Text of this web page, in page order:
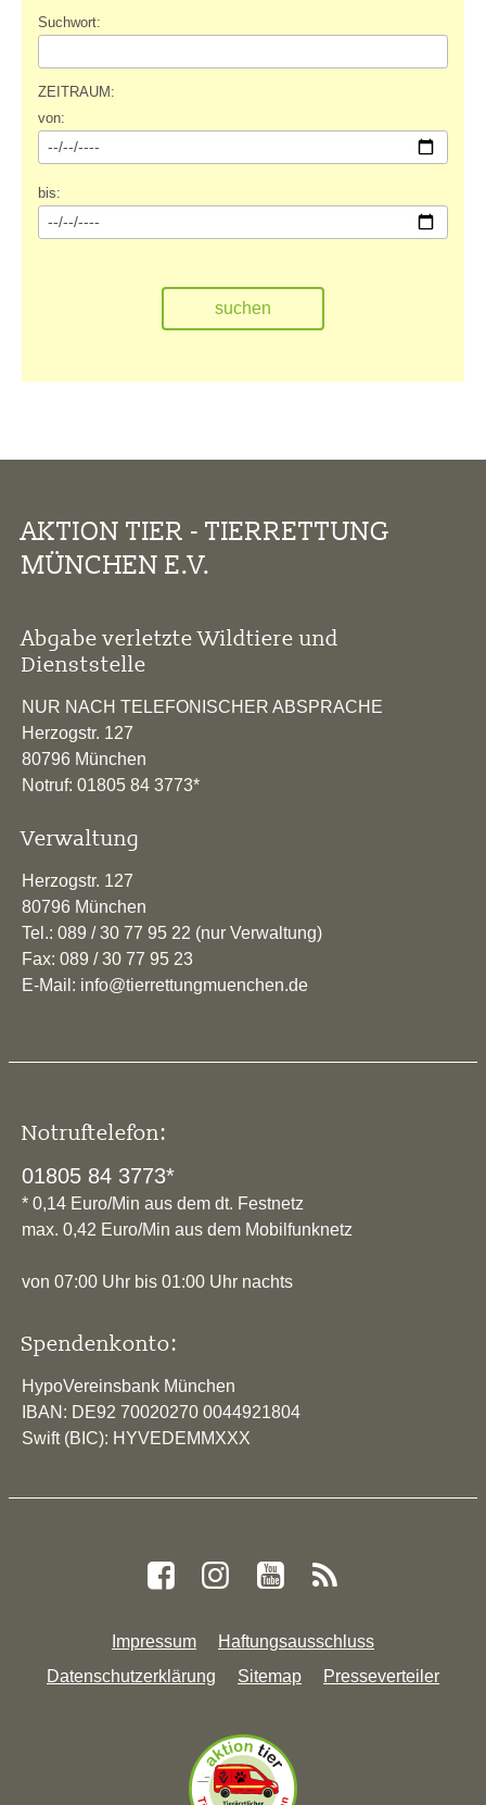
Suchwort:
ZEITRAUM:
von:
bis:
AKTION TIER - TIERRETTUNG
MÜNCHEN E.V.
Abgabe verletzte Wildtiere und
Dienststelle
NUR NACH TELEFONISCHER ABSPRACHE
Herzogstr. 127
80796 München
Notruf: 01805 84 3773*
Verwaltung
Herzogstr. 127
80796 München
Tel.: 089 / 30 77 95 22 (nur Verwaltung)
Fax: 089 / 30 77 95 23
E-Mail: info@tierrettungmuenchen.de
Notruftelefon:
01805 84 3773*
* 0,14 Euro/Min aus dem dt. Festnetz
max. 0,42 Euro/Min aus dem Mobilfunknetz
von 07:00 Uhr bis 01:00 Uhr nachts
Spendenkonto:
HypoVereinsbank München
IBAN: DE92 70020270 0044921804
Swift (BIC): HYVEDEMMXXX
Impressum
Haftungsausschluss
Datenschutzerklärung
Sitemap Presseverteiler